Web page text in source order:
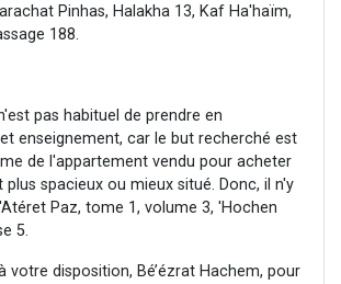
Pinhas, Halakha 13, Kaf Ha'haïm,
188.
pas habituel de prendre en
enseignement, car le but recherché est
de l'appartement vendu pour acheter
spacieux ou mieux situé. Donc, il n'y
Paz, tome 1, volume 3, 'Hochen
5.
votre disposition, Bé’ézrat Hachem, pour